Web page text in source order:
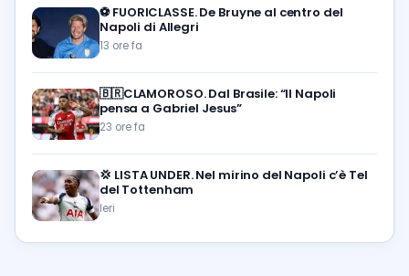
⚽️ FUORICLASSE. De Bruyne al centro del
Napoli di Allegri
13 ore fa
🇧🇷CLAMOROSO. Dal Brasile: “Il Napoli
pensa a Gabriel Jesus”
23 ore fa
💢 LISTA UNDER. Nel mirino del Napoli c’è Tel
del Tottenham
Ieri